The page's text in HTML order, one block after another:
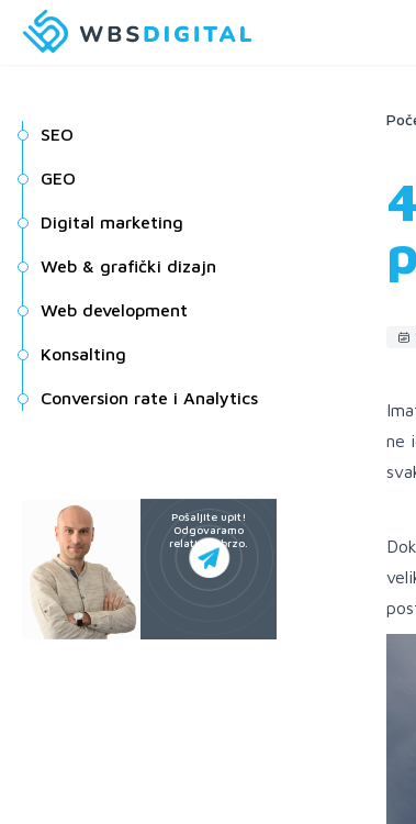
SEO
GEO
Digital marketing
Web & grafički dizajn
Web development
Konsalting
Conversion rate i Analytics
Pošaljite upit!
Odgovaramo
relativno brzo.
ne